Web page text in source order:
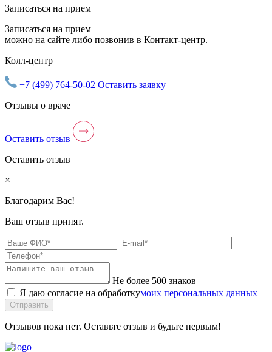
Записаться на прием
Записаться на прием
можно на сайте либо позвонив в Контакт-центр.
Колл-центр
+7 (499) 764-50-02 Оставить заявку
Отзывы о враче
Оставить отзыв
Оставить отзыв
×
Благодарим Вас!
Ваш отзыв принят.
Не более 500 знаков
Я даю согласие на обработкумоих персональных данных
Отправить
Отзывов пока нет. Оставьте отзыв и будьте первым!